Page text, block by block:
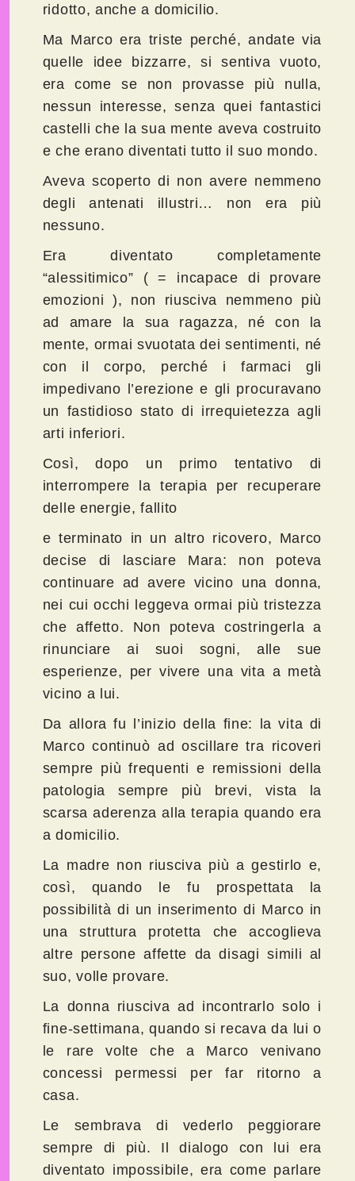
ridotto, anche a domicilio.
Ma Marco era triste perché, andate via
quelle idee bizzarre, si sentiva vuoto,
era come se non provasse più nulla,
nessun interesse, senza quei fantastici
castelli che la sua mente aveva costruito
e che erano diventati tutto il suo mondo.
Aveva scoperto di non avere nemmeno
degli antenati illustri… non era più
nessuno.
Era diventato completamente
“alessitimico” ( = incapace di provare
emozioni ), non riusciva nemmeno più
ad amare la sua ragazza, né con la
mente, ormai svuotata dei sentimenti, né
con il corpo, perché i farmaci gli
impedivano l’erezione e gli procuravano
un fastidioso stato di irrequietezza agli
arti inferiori.
Così, dopo un primo tentativo di
interrompere la terapia per recuperare
delle energie, fallito
e terminato in un altro ricovero, Marco
decise di lasciare Mara: non poteva
continuare ad avere vicino una donna,
nei cui occhi leggeva ormai più tristezza
che affetto. Non poteva costringerla a
rinunciare ai suoi sogni, alle sue
esperienze, per vivere una vita a metà
vicino a lui.
Da allora fu l’inizio della fine: la vita di
Marco continuò ad oscillare tra ricoveri
sempre più frequenti e remissioni della
patologia sempre più brevi, vista la
scarsa aderenza alla terapia quando era
a domicilio.
La madre non riusciva più a gestirlo e,
così, quando le fu prospettata la
possibilità di un inserimento di Marco in
una struttura protetta che accoglieva
altre persone affette da disagi simili al
suo, volle provare.
La donna riusciva ad incontrarlo solo i
fine-settimana, quando si recava da lui o
le rare volte che a Marco venivano
concessi permessi per far ritorno a
casa.
Le sembrava di vederlo peggiorare
sempre di più. Il dialogo con lui era
diventato impossibile, era come parlare